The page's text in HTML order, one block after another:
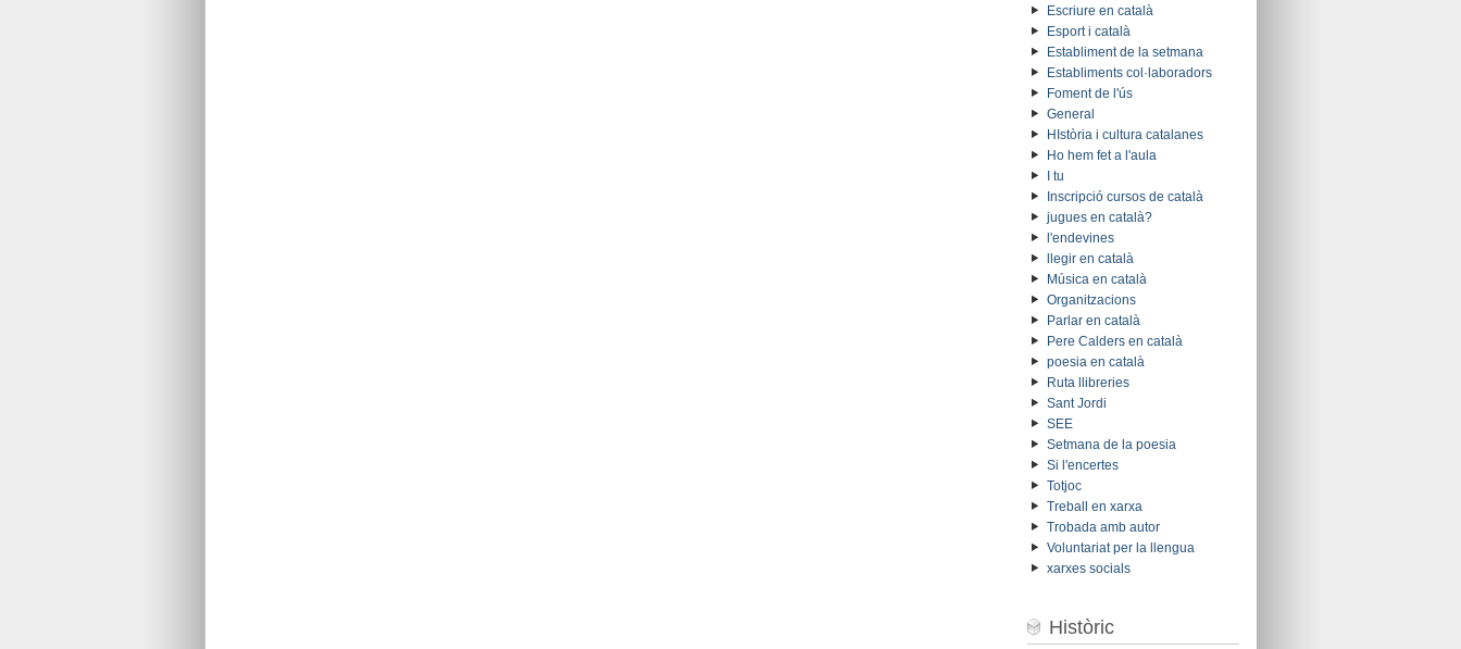
Escriure en català
Esport i català
Establiment de la setmana
Establiments col·laboradors
Foment de l'ús
General
HIstòria i cultura catalanes
Ho hem fet a l'aula
I tu
Inscripció cursos de català
jugues en català?
l'endevines
llegir en català
Música en català
Organitzacions
Parlar en català
Pere Calders en català
poesia en català
Ruta llibreries
Sant Jordi
SEE
Setmana de la poesia
Si l'encertes
Totjoc
Treball en xarxa
Trobada amb autor
Voluntariat per la llengua
xarxes socials
Històric